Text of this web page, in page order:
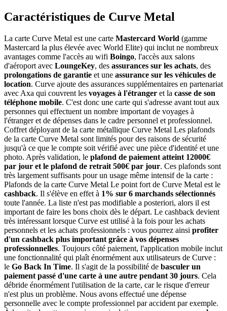
Caractéristiques de Curve Metal
La carte Curve Metal est une carte Mastercard World (gamme
Mastercard la plus élevée avec World Elite) qui inclut ne nombreux
avantages comme l'accès au wifi Boingo, l'accès aux salons
d'aéroport avec LoungeKey, des assurances sur les achats, des
prolongations de garantie et une assurance sur les véhicules de
location. Curve ajoute des assurances supplémentaires en partenariat
avec Axa qui couvrent les voyages à l'étranger et la casse de son
téléphone mobile. C'est donc une carte qui s'adresse avant tout aux
personnes qui effectuent un nombre important de voyages à
l'étranger et de dépenses dans le cadre personnel et professionnel.
Coffret déployant de la carte métallique Curve Metal Les plafonds
de la carte Curve Metal sont limités pour des raisons de sécurité
jusqu'à ce que le compte soit vérifié avec une pièce d'identité et une
photo. Après validation, le plafond de paiement atteint 12000€
par jour et le plafond de retrait 500€ par jour. Ces plafonds sont
très largement suffisants pour un usage même intensif de la carte :
Plafonds de la carte Curve Metal Le point fort de Curve Metal est le
cashback. Il s'élève en effet à 1% sur 6 marchands sélectionnés
toute l'année. La liste n'est pas modifiable a posteriori, alors il est
important de faire les bons choix dès le départ. Le cashback devient
très intéressant lorsque Curve est utilisé à la fois pour les achats
personnels et les achats professionnels : vous pourrez ainsi profiter
d'un cashback plus important grâce à vos dépenses
professionnelles. Toujours côté paiement, l'application mobile inclut
une fonctionnalité qui plaît énormément aux utilisateurs de Curve :
le Go Back In Time. Il s'agit de la possibilité de basculer un
paiement passé d'une carte à une autre pendant 30 jours. Cela
débride énormément l'utilisation de la carte, car le risque d'erreur
n'est plus un problème. Nous avons effectué une dépense
personnelle avec le compte professionnel par accident par exemple.